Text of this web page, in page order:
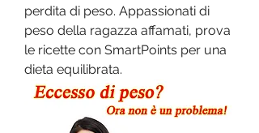
perdita di peso. Appassionati di
peso della ragazza affamati, prova
le ricette con SmartPoints per una
dieta equilibrata.